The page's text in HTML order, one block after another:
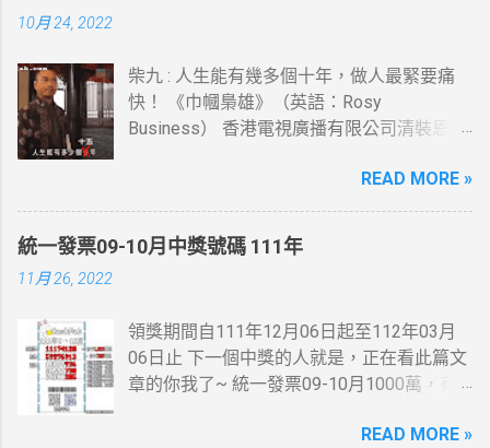
10月 24, 2022
柴九 : 人生能有幾多個十年，做人最緊要痛
快！ 《巾幗梟雄》（英語：Rosy
Business） 香港電視廣播有限公司清裝恩仇
祥(柴九)領銜主演，監製李添勝。 此劇為
2009無綫節目巡禮劇集及2009無綫節目精選
第一季劇集之一。
READ MORE »
統一發票09-10月中獎號碼 111年
11月 26, 2022
領獎期間自111年12月06日起至112年03月
06日止 下一個中獎的人就是，正在看此篇文
章的你我了~ 統一發票09-10月1000萬，有
運的人在7-11繳費收的手續費10元~READ MORE »